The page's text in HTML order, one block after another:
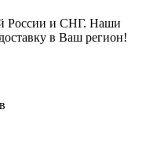
России и СНГ. Наши
в Ваш регион!